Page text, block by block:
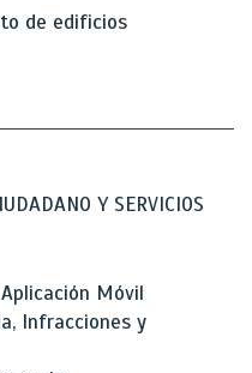
de edificios
Y SERVICIOS
Móvil
Infracciones y